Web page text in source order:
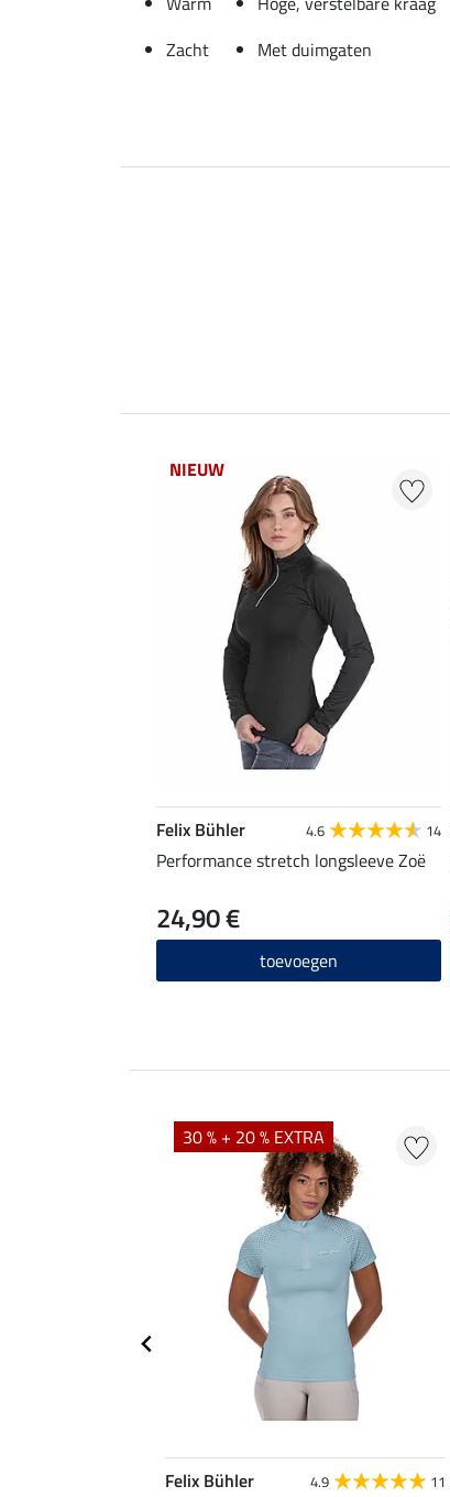
Zacht
Met duimgaten
NIEUW
Felix Bühler 4.6 14
Performance stretch longsleeve Zoë
24,90 €
toevoegen
30 % + 20 % EXTRA
Felix Bühler 4.9 11